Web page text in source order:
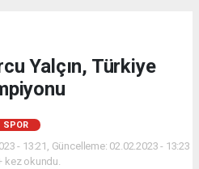
Yalçın, Türkiye
SPOR
- 13:21, Güncelleme: 02.02.2023 - 13:23
kez okundu.